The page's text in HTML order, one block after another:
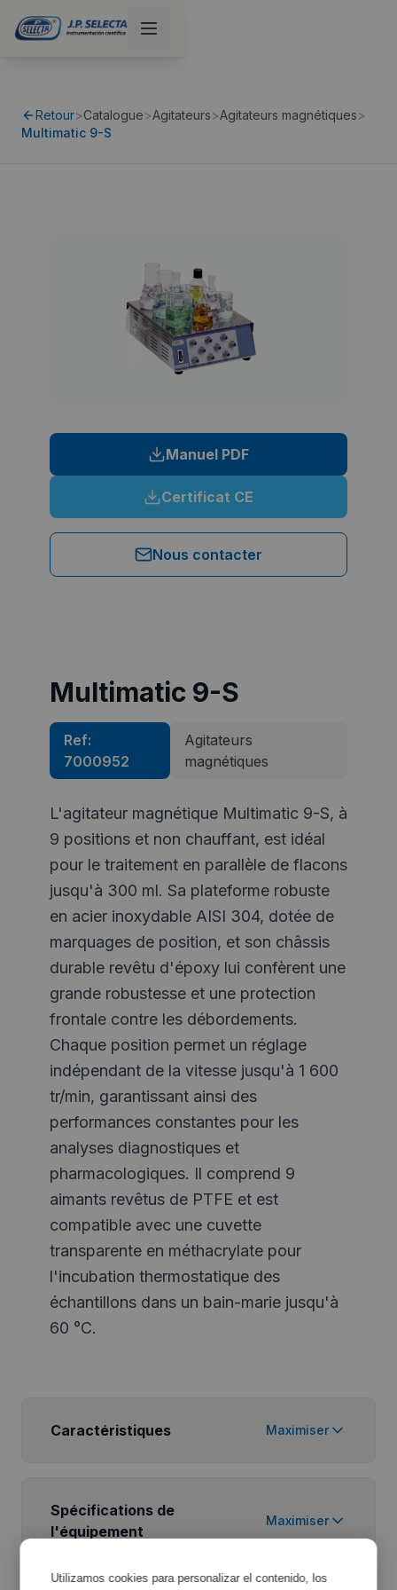
Retour>Catalogue>Agitateurs>Agitateurs magnétiques>
Multimatic 9-S
Manuel PDF
Certificat CE
Nous contacter
Multimatic 9-S
Ref:
7000952
Agitateurs
magnétiques
L'agitateur magnétique Multimatic 9-S, à
9 positions et non chauffant, est idéal
pour le traitement en parallèle de flacons
jusqu'à 300 ml. Sa plateforme robuste
en acier inoxydable AISI 304, dotée de
marquages ​​de position, et son châssis
durable revêtu d'époxy lui confèrent une
grande robustesse et une protection
frontale contre les débordements.
Chaque position permet un réglage
indépendant de la vitesse jusqu'à 1 600
tr/min, garantissant ainsi des
performances constantes pour les
analyses diagnostiques et
pharmacologiques. Il comprend 9
aimants revêtus de PTFE et est
compatible avec une cuvette
transparente en méthacrylate pour
l'incubation thermostatique des
échantillons dans un bain-marie jusqu'à
60 °C.
Caractéristiques Maximiser
Spécifications de
l'équipement
Maximiser
Utilizamos cookies para personalizar el contenido, los